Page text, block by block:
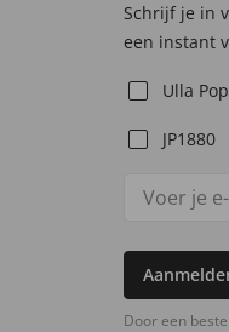
Schrijf je in
een instant
Ulla
JP1880
Door een